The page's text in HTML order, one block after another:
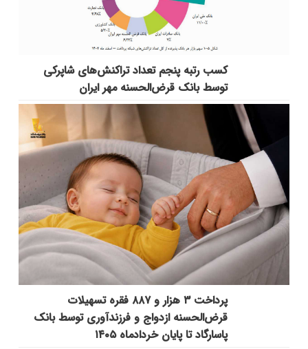
کسب رتبه پنجم تعداد تراکنش‌های شاپرکی
توسط بانک قرض‌الحسنه مهر ایران
پرداخت ۳ هزار و ۸۸۷ فقره تسهیلات
قرض‌الحسنه ازدواج و فرزندآوری توسط بانک
پاسارگاد تا پایان خردادماه ۱۴۰۵